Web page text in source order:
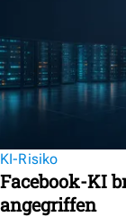
KI-Risiko
Facebook-KI
angegriffen